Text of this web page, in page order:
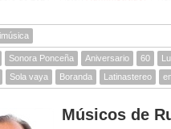
Sonora Ponceña Aniversario 60
Sola vaya Boranda Latinastereo
Músicos de